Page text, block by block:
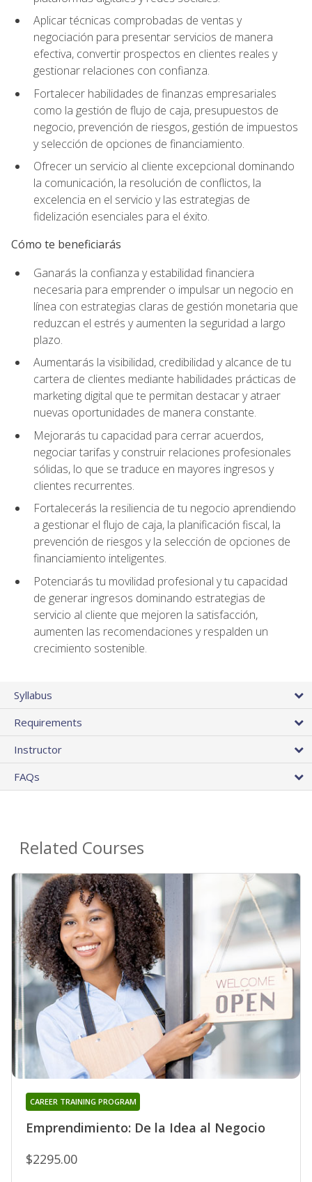
Aplicar técnicas comprobadas de ventas y
negociación para presentar servicios de manera
efectiva, convertir prospectos en clientes reales y
gestionar relaciones con confianza.
Fortalecer habilidades de finanzas empresariales
como la gestión de flujo de caja, presupuestos de
negocio, prevención de riesgos, gestión de impuestos
y selección de opciones de financiamiento.
Ofrecer un servicio al cliente excepcional dominando
la comunicación, la resolución de conflictos, la
excelencia en el servicio y las estrategias de
fidelización esenciales para el éxito.
Cómo te beneficiarás
Ganarás la confianza y estabilidad financiera
necesaria para emprender o impulsar un negocio en
línea con estrategias claras de gestión monetaria que
reduzcan el estrés y aumenten la seguridad a largo
plazo.
Aumentarás la visibilidad, credibilidad y alcance de tu
cartera de clientes mediante habilidades prácticas de
marketing digital que te permitan destacar y atraer
nuevas oportunidades de manera constante.
Mejorarás tu capacidad para cerrar acuerdos,
negociar tarifas y construir relaciones profesionales
sólidas, lo que se traduce en mayores ingresos y
clientes recurrentes.
Fortalecerás la resiliencia de tu negocio aprendiendo
a gestionar el flujo de caja, la planificación fiscal, la
prevención de riesgos y la selección de opciones de
financiamiento inteligentes.
Potenciarás tu movilidad profesional y tu capacidad
de generar ingresos dominando estrategias de
servicio al cliente que mejoren la satisfacción,
aumenten las recomendaciones y respalden un
crecimiento sostenible.
Syllabus
Requirements
Instructor
FAQs
Related Courses
Emprendimiento: De la Idea al Negocio
CAREER TRAINING PROGRAM
$2295.00